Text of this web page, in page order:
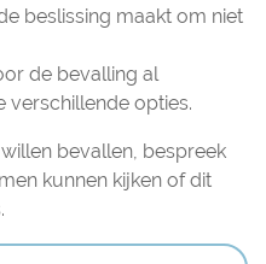
beslissing maakt om niet
de bevalling al
verschillende opties.
bevallen, bespreek
kunnen kijken of dit